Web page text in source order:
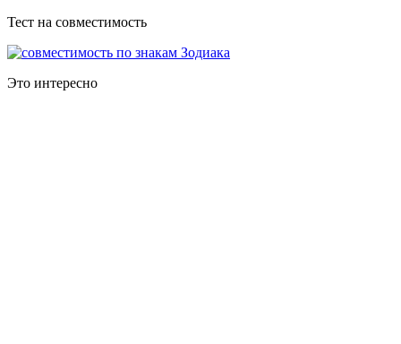
Тест на совместимость
Это интересно